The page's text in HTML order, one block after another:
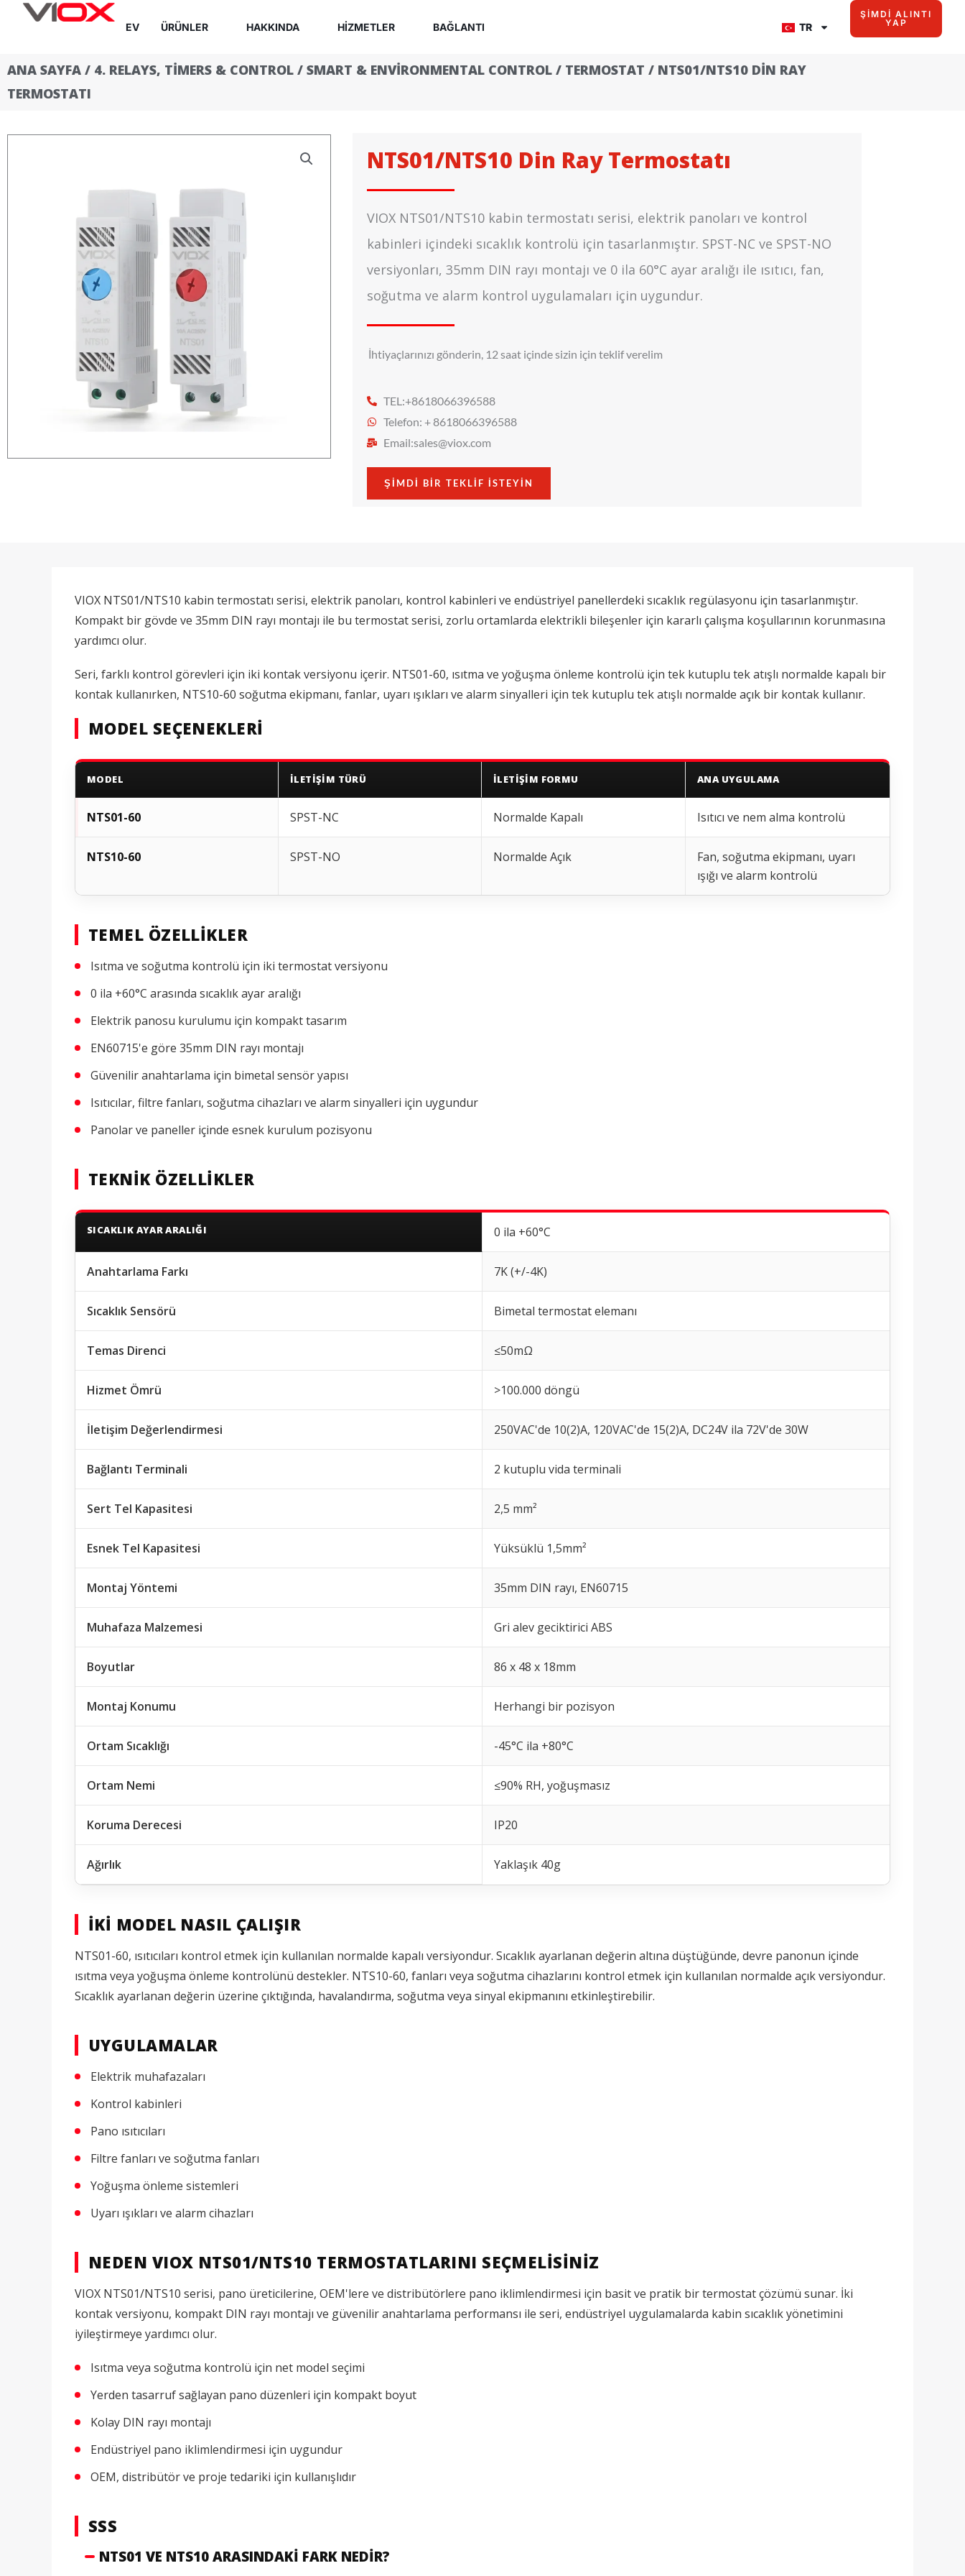
İçeriğe
EV ÜRÜNLER HAKKINDA HIZMETLER BAĞLANTI TR
ŞIMDI ALINTI
YAP
ANA SAYFA / 4. RELAYS, TIMERS & CONTROL / SMART & ENVIRONMENTAL CONTROL / TERMOSTAT / NTS01/NTS10 DIN RAY
TERMOSTATI
NTS01/NTS10 Din Ray Termostatı
VIOX NTS01/NTS10 kabin termostatı serisi, elektrik panoları ve kontrol
kabinleri içindeki sıcaklık kontrolü için tasarlanmıştır. SPST-NC ve SPST-NO
versiyonları, 35mm DIN rayı montajı ve 0 ila 60°C ayar aralığı ile ısıtıcı, fan,
soğutma ve alarm kontrol uygulamaları için uygundur.
İhtiyaçlarınızı gönderin, 12 saat içinde sizin için teklif verelim
TEL:+8618066396588
Telefon: + 8618066396588
Email:sales@viox.com
ŞIMDI BIR TEKLIF ISTEYIN
VIOX NTS01/NTS10 kabin termostatı serisi, elektrik panoları, kontrol kabinleri ve endüstriyel panellerdeki sıcaklık regülasyonu için tasarlanmıştır.
Kompakt bir gövde ve 35mm DIN rayı montajı ile bu termostat serisi, zorlu ortamlarda elektrikli bileşenler için kararlı çalışma koşullarının korunmasına
yardımcı olur.
Seri, farklı kontrol görevleri için iki kontak versiyonu içerir. NTS01-60, ısıtma ve yoğuşma önleme kontrolü için tek kutuplu tek atışlı normalde kapalı bir
kontak kullanırken, NTS10-60 soğutma ekipmanı, fanlar, uyarı ışıkları ve alarm sinyalleri için tek kutuplu tek atışlı normalde açık bir kontak kullanır.
MODEL SEÇENEKLERI
MODEL İLETIŞIM TÜRÜ İLETIŞIM FORMU ANA UYGULAMA
NTS01-60 SPST-NC Normalde Kapalı Isıtıcı ve nem alma kontrolü
NTS10-60 SPST-NO Normalde Açık
Fan, soğutma ekipmanı, uyarı
ışığı ve alarm kontrolü
TEMEL ÖZELLIKLER
Isıtma ve soğutma kontrolü için iki termostat versiyonu
0 ila +60°C arasında sıcaklık ayar aralığı
Elektrik panosu kurulumu için kompakt tasarım
EN60715'e göre 35mm DIN rayı montajı
Güvenilir anahtarlama için bimetal sensör yapısı
Isıtıcılar, filtre fanları, soğutma cihazları ve alarm sinyalleri için uygundur
Panolar ve paneller içinde esnek kurulum pozisyonu
TEKNIK ÖZELLIKLER
SICAKLIK AYAR ARALIĞI 0 ila +60°C
Anahtarlama Farkı 7K (+/-4K)
Sıcaklık Sensörü Bimetal termostat elemanı
Temas Direnci ≤50mΩ
Hizmet Ömrü >100.000 döngü
İletişim Değerlendirmesi 250VAC'de 10(2)A, 120VAC'de 15(2)A, DC24V ila 72V'de 30W
Bağlantı Terminali 2 kutuplu vida terminali
Sert Tel Kapasitesi 2,5 mm²
Esnek Tel Kapasitesi Yüksüklü 1,5mm²
Montaj Yöntemi 35mm DIN rayı, EN60715
Muhafaza Malzemesi Gri alev geciktirici ABS
Boyutlar 86 x 48 x 18mm
Montaj Konumu Herhangi bir pozisyon
Ortam Sıcaklığı -45°C ila +80°C
Ortam Nemi ≤90% RH, yoğuşmasız
Koruma Derecesi IP20
Ağırlık Yaklaşık 40g
İKI MODEL NASIL ÇALIŞIR
NTS01-60, ısıtıcıları kontrol etmek için kullanılan normalde kapalı versiyondur. Sıcaklık ayarlanan değerin altına düştüğünde, devre panonun içinde
ısıtma veya yoğuşma önleme kontrolünü destekler. NTS10-60, fanları veya soğutma cihazlarını kontrol etmek için kullanılan normalde açık versiyondur.
Sıcaklık ayarlanan değerin üzerine çıktığında, havalandırma, soğutma veya sinyal ekipmanını etkinleştirebilir.
UYGULAMALAR
Elektrik muhafazaları
Kontrol kabinleri
Pano ısıtıcıları
Filtre fanları ve soğutma fanları
Yoğuşma önleme sistemleri
Uyarı ışıkları ve alarm cihazları
NEDEN VIOX NTS01/NTS10 TERMOSTATLARINI SEÇMELISINIZ
VIOX NTS01/NTS10 serisi, pano üreticilerine, OEM'lere ve distribütörlere pano iklimlendirmesi için basit ve pratik bir termostat çözümü sunar. İki
kontak versiyonu, kompakt DIN rayı montajı ve güvenilir anahtarlama performansı ile seri, endüstriyel uygulamalarda kabin sıcaklık yönetimini
iyileştirmeye yardımcı olur.
Isıtma veya soğutma kontrolü için net model seçimi
Yerden tasarruf sağlayan pano düzenleri için kompakt boyut
Kolay DIN rayı montajı
Endüstriyel pano iklimlendirmesi için uygundur
OEM, distribütör ve proje tedariki için kullanışlıdır
SSS
NTS01 VE NTS10 ARASINDAKI FARK NEDIR?